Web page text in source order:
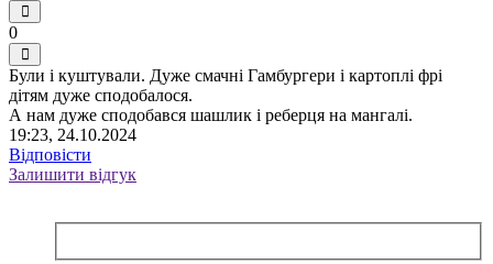
0
Були і куштували. Дуже смачні Гамбургери і картоплі фрі
дітям дуже сподобалося.
А нам дуже сподобався шашлик і реберця на мангалі.
19:23, 24.10.2024
Відповісти
Залишити відгук